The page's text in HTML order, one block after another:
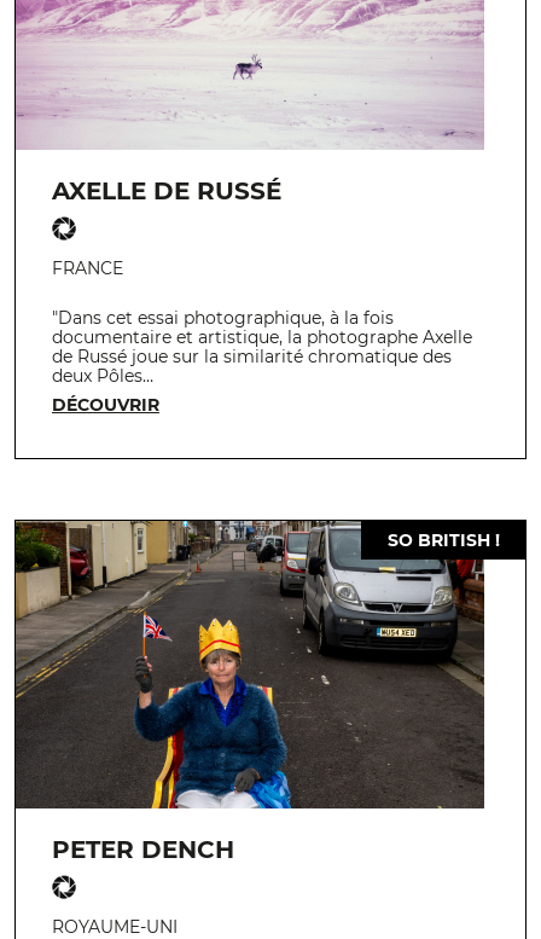
AXELLE DE RUSSÉ
FRANCE
"Dans cet essai photographique, à la fois
documentaire et artistique, la photographe Axelle
de Russé joue sur la similarité chromatique des
deux Pôles…
DÉCOUVRIR
SO BRITISH !
PETER DENCH
ROYAUME-UNI